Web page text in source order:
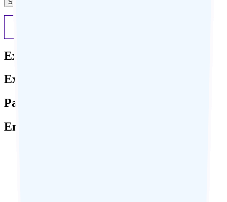
Expertise locale
Expérience sur-mesure
Paiement sécurisé
Engagement responsable